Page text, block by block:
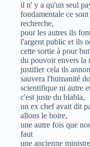
il n' y a qu'un seul
fondamentale ce
recherche,
pour les autres ils
l'argent public et ils
cette sortie à pour
du pouvoir envers la
justifier cela ils
sauvera l'humanité
scientifique ni autre
c'est juste du blabla,
un ex chef avait dit
allons le boire,
une autre fois que
faut
une ancienne